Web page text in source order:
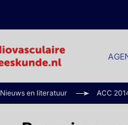
Nieuws en literatuur ACC